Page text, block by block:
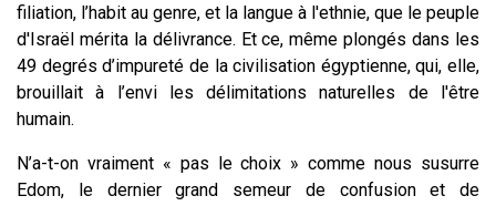
filiation, l’habit au genre, et la langue à l'ethnie, que le peuple
d'Israël mérita la délivrance. Et ce, même plongés dans les
49 degrés d’impureté de la civilisation égyptienne, qui, elle,
brouillait à l’envi les délimitations naturelles de l'être
humain.
N’a-t-on vraiment « pas le choix » comme nous susurre
Edom, le dernier grand semeur de confusion et de